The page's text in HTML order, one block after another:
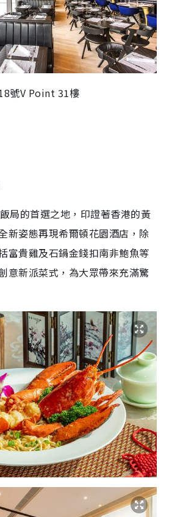
號V Point 31樓
局的首選之地，印證著香港的黃
新姿態再現希爾頓花園酒店，除
富貴雞及石鍋金錢扣南非鮑魚等
意新派菜式，為大眾帶來充滿驚